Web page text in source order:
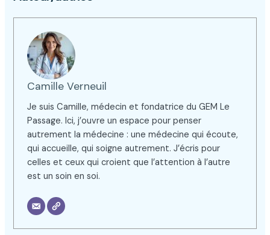
Camille Verneuil
Je suis Camille, médecin et fondatrice du GEM Le
Passage. Ici, j’ouvre un espace pour penser
autrement la médecine : une médecine qui écoute,
qui accueille, qui soigne autrement. J’écris pour
celles et ceux qui croient que l’attention à l’autre
est un soin en soi.